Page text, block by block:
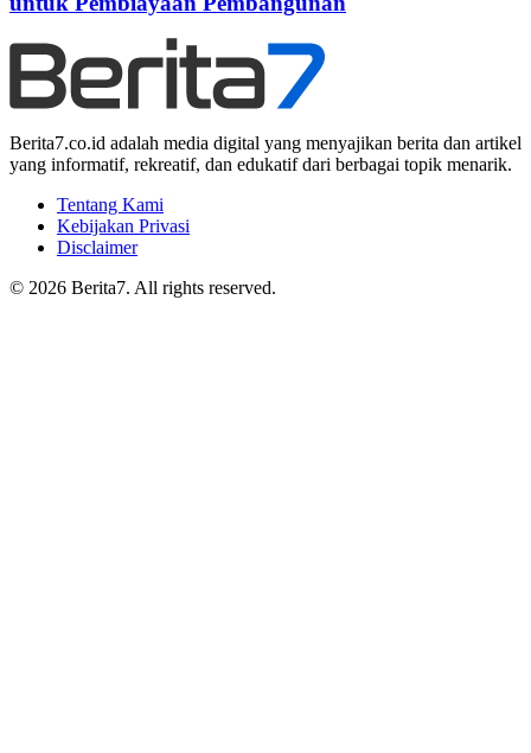
Berita7.co.id adalah media digital yang menyajikan berita dan artikel
yang informatif, rekreatif, dan edukatif dari berbagai topik menarik.
Tentang Kami
Kebijakan Privasi
Disclaimer
© 2026 Berita7. All rights reserved.